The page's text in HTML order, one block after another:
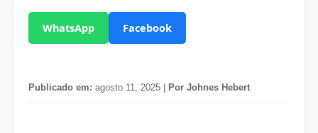
WhatsApp Facebook
Publicado em: agosto 11, 2025 | Por Johnes Hebert